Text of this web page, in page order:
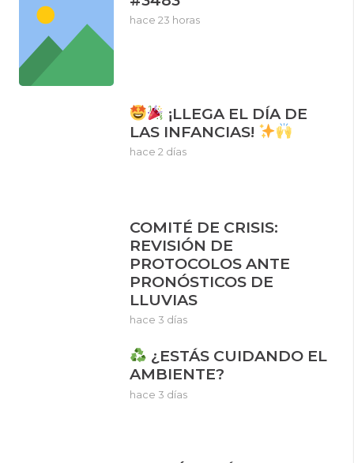
hace 23 horas
¡LLEGA EL DÍA DE
LAS INFANCIAS!
hace 2 días
COMITÉ DE CRISIS:
REVISIÓN DE
PROTOCOLOS ANTE
PRONÓSTICOS DE
LLUVIAS
hace 3 días
¿ESTÁS CUIDANDO EL
AMBIENTE?
hace 3 días